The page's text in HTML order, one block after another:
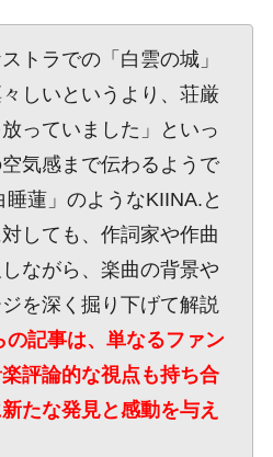
トラでの「白雲の城」
しいというより、荘厳
っていました」といっ
気感まで伝わるようで
蓮」のようなKIINA.と
しても、作詞家や作曲
ながら、楽曲の背景や
を深く掘り下げて解説
の記事は、単なるファン
評論的な視点も持ち合
たな発見と感動を与え